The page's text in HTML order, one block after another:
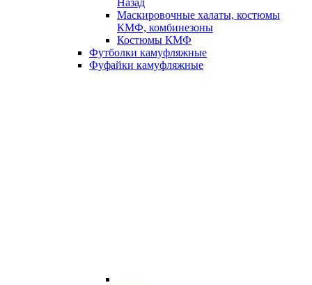
Назад
Маскировочные халаты, костюмы
КМФ, комбинезоны
Костюмы КМФ
Футболки камуфляжные
Фуфайки камуфляжные